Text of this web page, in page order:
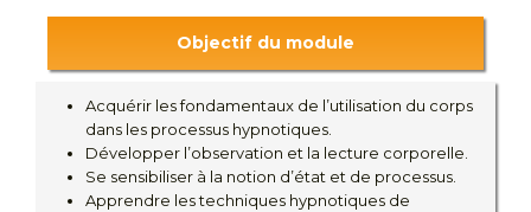
Objectif du module
Acquérir les fondamentaux de l’utilisation du corps
dans les processus hypnotiques.
Développer l’observation et la lecture corporelle.
Se sensibiliser à la notion d’état et de processus.
Apprendre les techniques hypnotiques de